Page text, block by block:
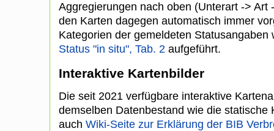
Aggregierungen nach oben (Unterart -> Art
den Karten dagegen automatisch immer
Kategorien der gemeldeten
Status "in situ", Tab. 2 aufgeführt.
Interaktive Kartenbilder
Die seit 2021 verfügbare interaktive
demselben Datenbestand wie die statische
auch Wiki-Seite zur Erklärung der BIB